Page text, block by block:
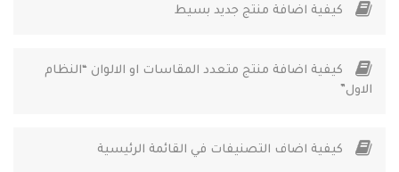
كيفية اضافة منتج جديد بسيط
كيفية اضافة منتج متعدد المقاسات او الالوان “النظام
الاول”
كيفية اضاف التصنيفات في القائمة الرئيسية